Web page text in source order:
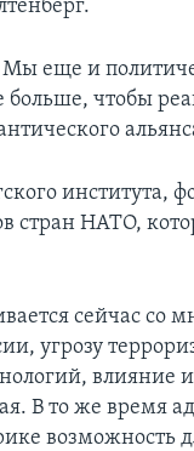
Мы еще и
чтобы
стран НАТО,
сейчас со
угрозу
влияние
В то же время
возможность